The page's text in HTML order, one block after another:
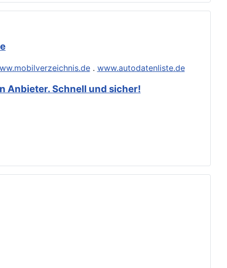
. www.autodatenliste.de
Anbieter. Schnell und sicher!